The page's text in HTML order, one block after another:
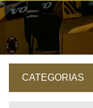
CATEGORIAS